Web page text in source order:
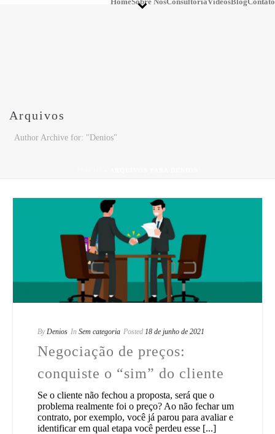
Arquivos
Author Archive for: "Denios"
By Denios In Sem categoria Posted 18 de junho de 2021
Negociação de preços:
conquiste o “sim” do cliente
Se o cliente não fechou a proposta, será que o
problema realmente foi o preço? Ao não fechar um
contrato, por exemplo, você já parou para avaliar e
identificar em qual etapa você perdeu esse [...]